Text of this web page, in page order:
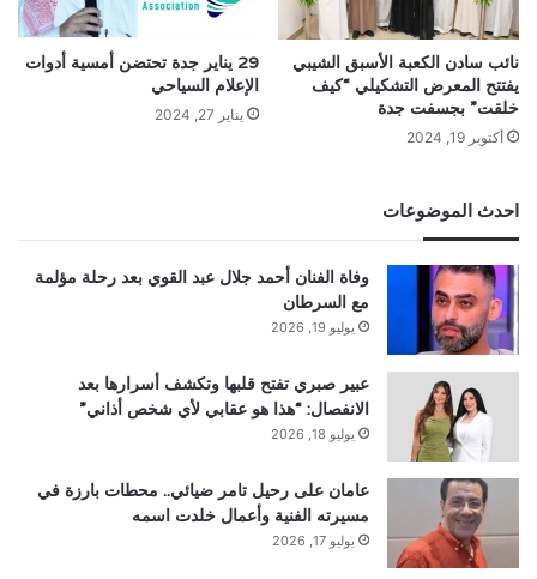
نائب سادن الكعبة الأسبق الشيبي
يفتتح المعرض التشكيلي “كيف
خلقت” بجسفت جدة
أكتوبر 19, 2024
29 يناير جدة تحتضن أمسية أدوات
الإعلام السياحي
يناير 27, 2024
احدث الموضوعات
وفاة الفنان أحمد جلال عبد القوي بعد رحلة مؤلمة
مع السرطان
يوليو 19, 2026
عبير صبري تفتح قلبها وتكشف أسرارها بعد
الانفصال: “هذا هو عقابي لأي شخص أذاني”
يوليو 18, 2026
عامان على رحيل تامر ضيائي.. محطات بارزة في
مسيرته الفنية وأعمال خلدت اسمه
يوليو 17, 2026